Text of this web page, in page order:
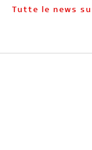
Tutte le news